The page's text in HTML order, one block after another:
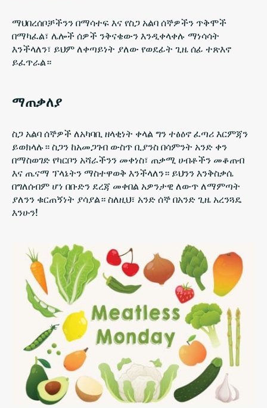
ማህበረሰቦቻችንን በማሳተፍ እና የስጋ አልባ ሰኞዎችን ጥቅሞች
በማካፈል፣ ሌሎች ሰዎች ንቅናቄውን እንዲቀላቀሉ ማነሳሳት
እንችላለን፣ ይህም ለቀጣይነት ያለው የወደፊት ጊዜ ሰፊ ተጽእኖ
ይፈጥራል።
ማጠቃለያ
ስጋ አልባ ሰኞዎች ለአካባቢ ዘላቂነት ቀላል ግን ተፅዕኖ ፈጣሪ እርምጃን
ይወክላሉ። ስጋን ከአመጋገብ ውስጥ ቢያንስ በሳምንት አንድ ቀን
በማስወገድ የካርቦን አሻራችንን መቀነስ፣ ጠቃሚ ሀብቶችን መቆጠብ
እና ጤናማ ፕላኔትን ማስተዋወቅ እንችላለን። ይህንን እንቅስቃሴ
በግለሰብም ሆነ በቡድን ደረጃ መቀበል አዎንታዊ ለውጥ ለማምጣት
ያለንን ቁርጠኝነት ያሳያል። ስለዚህ፣ አንድ ሰኞ በአንድ ጊዜ አረንጓዴ
እንሁን!